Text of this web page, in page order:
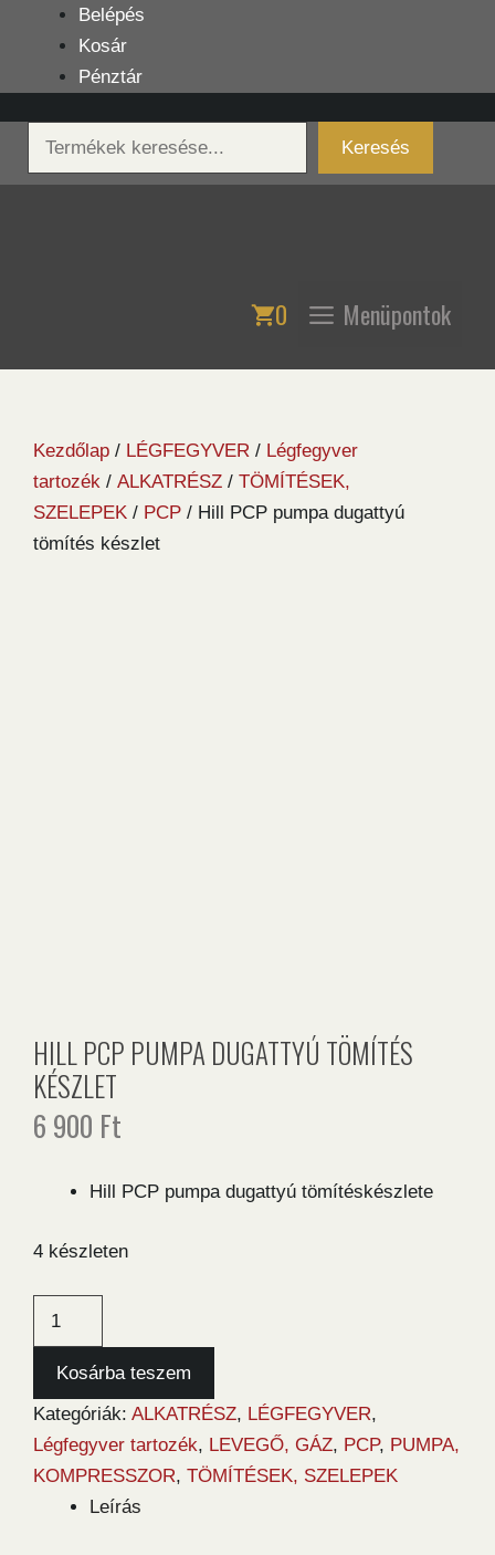
tartalomba
Belépés
Kosár
Pénztár
Keresés
Keresés
0 Menüpontok
Kezdőlap / LÉGFEGYVER / Légfegyver
tartozék / ALKATRÉSZ / TÖMÍTÉSEK,
SZELEPEK / PCP / Hill PCP pumpa dugattyú
tömítés készlet
HILL PCP PUMPA DUGATTYÚ TÖMÍTÉS
KÉSZLET
6 900 Ft
Hill PCP pumpa dugattyú tömítéskészlete
4 készleten
Hill
pumpa
dugattyú
tömítés
készlet
mennyiség
Kosárba teszem
Kategóriák: ALKATRÉSZ, LÉGFEGYVER,
Légfegyver tartozék, LEVEGŐ, GÁZ, PCP, PUMPA,
KOMPRESSZOR, TÖMÍTÉSEK, SZELEPEK
Leírás